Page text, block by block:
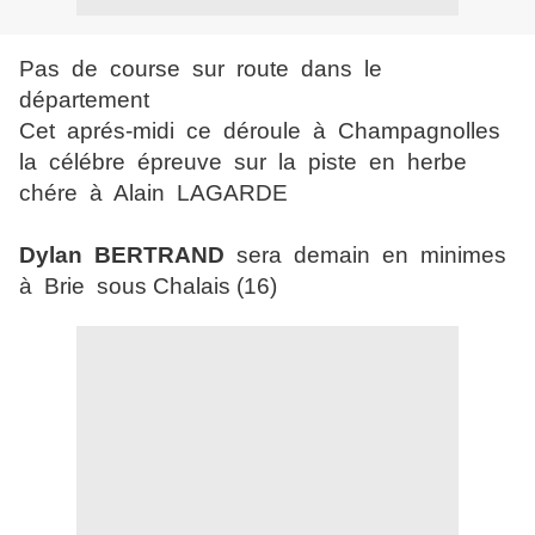
Pas de course sur route dans le
département
Cet aprés-midi ce déroule à Champagnolles
la célébre épreuve sur la piste en herbe
chére à Alain LAGARDE
Dylan BERTRAND sera demain en minimes
à Brie sous Chalais (16)